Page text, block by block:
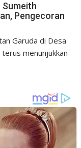
Sumeith
Pengecoran
Garuda di Desa
menunjukkan